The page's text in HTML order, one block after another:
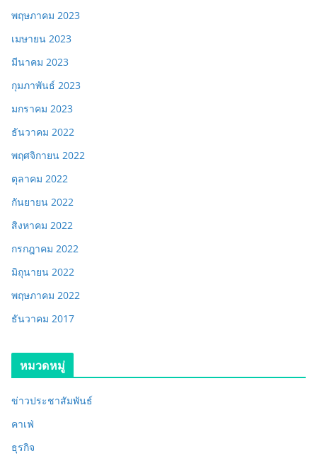
พฤษภาคม 2023
เมษายน 2023
มีนาคม 2023
กุมภาพันธ์ 2023
มกราคม 2023
ธันวาคม 2022
พฤศจิกายน 2022
ตุลาคม 2022
กันยายน 2022
สิงหาคม 2022
กรกฎาคม 2022
มิถุนายน 2022
พฤษภาคม 2022
ธันวาคม 2017
หมวดหมู่
ข่าวประชาสัมพันธ์
คาเฟ่
ธุรกิจ